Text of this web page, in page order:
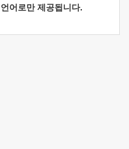
어로만 제공됩니다.